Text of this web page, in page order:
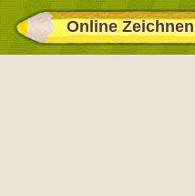
Online Zeichnen